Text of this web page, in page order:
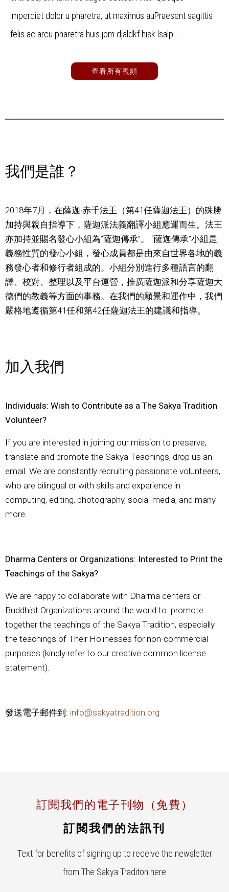
imperdiet dolor u pharetra, ut maximus auPraesent sagittis
felis ac arcu pharetra huis jom djaldkf hisk lsalp …
查看所有視頻
我們是誰？
2018年7月，在薩迦·赤千法王（第41任薩迦法王）的殊勝
加持與親自指導下，薩迦派法義翻譯小組應運而生。法王
亦加持並賜名發心小組為“薩迦傳承”。 “薩迦傳承”小組是
義務性質的發心小組，發心成員都是由來自世界各地的義
務發心者和修行者組成的。小組分別進行多種語言的翻
譯、校對、整理以及平台運營，推廣薩迦派和分享薩迦大
德們的教義等方面的事務。在我們的願景和運作中，我們
嚴格地遵循第41任和第42任薩迦法王的建議和指導。
加入我們
Individuals: Wish to Contribute as a The Sakya Tradition
Volunteer?
If you are interested in joining our mission to preserve,
translate and promote the Sakya Teachings, drop us an
email. We are constantly recruiting passionate volunteers,
who are bilingual or with skills and experience in
computing, editing, photography, social-media, and many
more.
Dharma Centers or Organizations: Interested to Print the
Teachings of the Sakya?
We are happy to collaborate with Dharma centers or
Buddhist Organizations around the world to promote
together the teachings of the Sakya Tradition, especially
the teachings of Their Holinesses for non-commercial
purposes (kindly refer to our creative common license
statement).
發送電子郵件到: info@sakyatradition.org
訂閱我們的電子刊物（免費）
訂閱我們的法訊刊
Text for benefits of signing up to receive the newsletter
from The Sakya Traditon here